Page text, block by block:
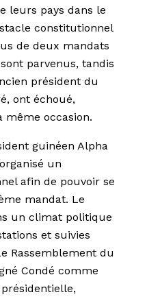
leurs pays dans le
constitutionnel
de deux mandats
parvenus, tandis
président du
ont échoué,
même occasion.
guinéen Alpha
un
afin de pouvoir se
mandat. Le
un climat politique
et suivies
Rassemblement du
Condé comme